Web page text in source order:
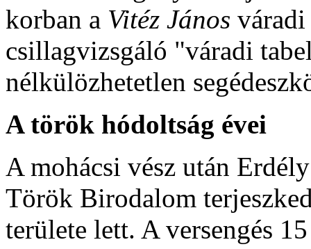
korban a Vitéz János
csillagvizsgáló "váradi
nélkülözhetetlen
A török hódoltság évei
A mohácsi vész után
Török Birodalom
területe lett. A versengés